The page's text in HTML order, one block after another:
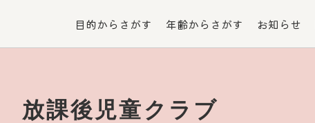
目的からさがす 年齢からさがす お知らせ
放課後児童クラブ